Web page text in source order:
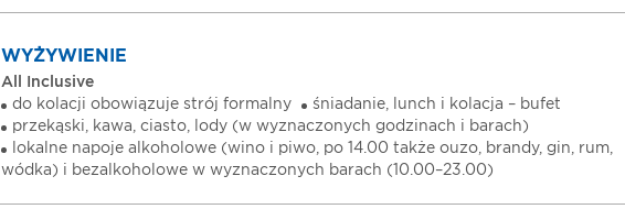
WYŻYWIENIE
All Inclusive
do kolacji obowiązuje strój formalny
śniadanie, lunch i kolacja – bufet
przekąski, kawa, ciasto, lody (w wyznaczonych godzinach i barach)
lokalne napoje alkoholowe (wino i piwo, po 14.00 także ouzo, brandy, gin, rum,
wódka) i bezalkoholowe w wyznaczonych barach (10.00–23.00)